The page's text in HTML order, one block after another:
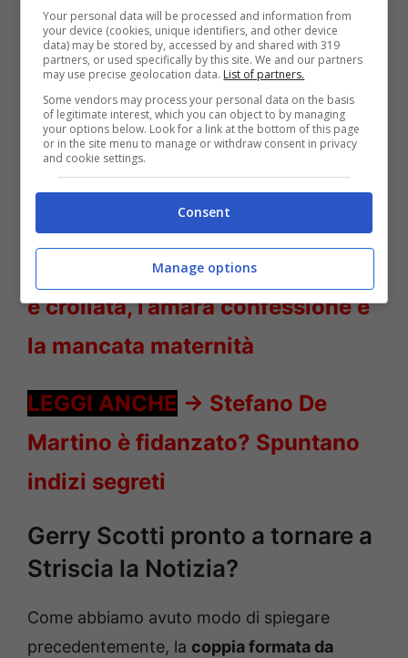
Alessandro Siani sostituto Striscia la Notizia – Solonotizie24
LEGGI ANCHE->Katia Ricciarelli
è crollata, l’amara confessione e
la mancata maternità
LEGGI ANCHE -> Stefano De
Martino è fidanzato? Spuntano
indizi segreti
Gerry Scotti pronto a tornare a
Striscia la Notizia?
Come abbiamo avuto modo di spiegare
precedentemente, la coppia formata da
Your personal data will be processed and information from
your device (cookies, unique identifiers, and other device
data) may be stored by, accessed by and shared with 319
partners, or used specifically by this site. We and our partners
may use precise geolocation data. List of partners.
Some vendors may process your personal data on the basis
of legitimate interest, which you can object to by managing
your options below. Look for a link at the bottom of this page
or in the site menu to manage or withdraw consent in privacy
and cookie settings.
Consent
Manage options